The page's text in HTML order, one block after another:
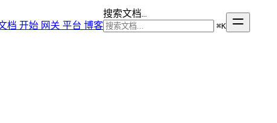
档 开始 网关 平台 博客
搜索文档...
⌘K